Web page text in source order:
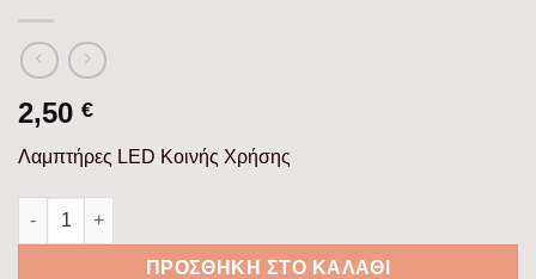
2,50 €
Λαμπτήρες LED Κοινής Χρήσης
ΛΑΜΠΑ LED ΚΟΙΝΗ 15W Ε27 4000K 220-240V ποσότητα
ΠΡΟΣΘΉΚΗ ΣΤΟ ΚΑΛΆΘΙ